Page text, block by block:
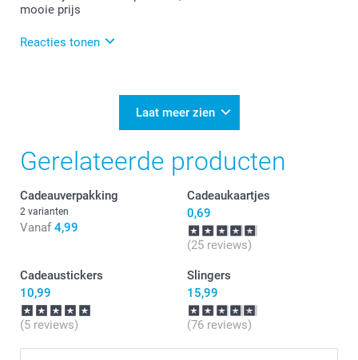
mooie prijs
Reacties tonen
Bedankt voor je reactie.
Laat meer zien
Gerelateerde producten
Cadeauverpakking
2 varianten
Vanaf 4,99
Cadeaukaartjes
0,69
(25 reviews)
Cadeaustickers
10,99
(5 reviews)
Slingers
15,99
(76 reviews)